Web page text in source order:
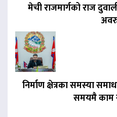
मेची राजमार्गको राज
निर्माण क्षेत्रका समस्या
समयमै काम